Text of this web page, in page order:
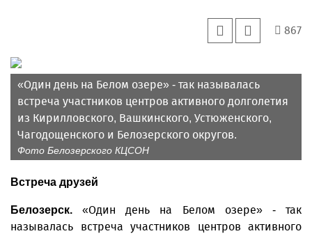
867
«Один день на Белом озере» - так называлась
встреча участников центров активного долголетия
из Кирилловского, Вашкинского, Устюженского,
Чагодощенского и Белозерского округов.
Фото Белозерского КЦСОН
Встреча друзей
Белозерск. «Один день на Белом озере» - так
называлась встреча участников центров активного